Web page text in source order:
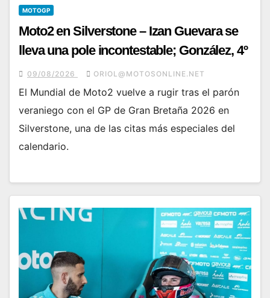
MOTOGP
Moto2 en Silverstone – Izan Guevara se
lleva una pole incontestable; González, 4º
09/08/2026 ORIOL@MOTOSONLINE.NET
El Mundial de Moto2 vuelve a rugir tras el parón
veraniego con el GP de Gran Bretaña 2026 en
Silverstone, una de las citas más especiales del
calendario.